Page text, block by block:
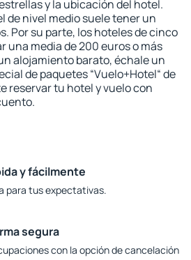
y la ubicación del hotel.
de nivel medio suele tener un
Por su parte, los hoteles de cinco
una media de 200 euros o más
alojamiento barato, échale un
de paquetes “Vuelo+Hotel“ de
reservar tu hotel y vuelo con
y fácilmente
para tus expectativas.
segura
con la opción de cancelación